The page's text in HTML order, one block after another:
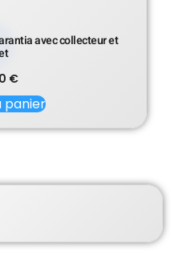
avec collecteur et
€
panier